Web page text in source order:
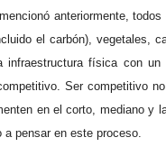
anteriormente,
el carbón), vegetales,
física con
Ser competitivo
en el corto, mediano y
pensar en este proceso.